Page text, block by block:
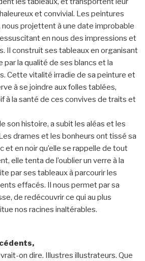
et convivial. Les peintures
projettent à une date improbable
en nous des impressions et
Il construit ses tableaux en organisant
par la qualité de ses blancs et la
Cette vitalité irradie de sa peinture et
à se joindre aux folles tablées,
à la santé de ces convives de traits et
son histoire, a subit les aléas et les
drames et les bonheurs ont tissé sa
et en noir qu’elle se rappelle de tout
elle tenta de l’oublier un verre à la
par ses tableaux à parcourir les
effacés. Il nous permet par sa
de redécouvrir ce qui au plus
nos racines inaltérables.
on dire. Illustres illustrateurs. Que